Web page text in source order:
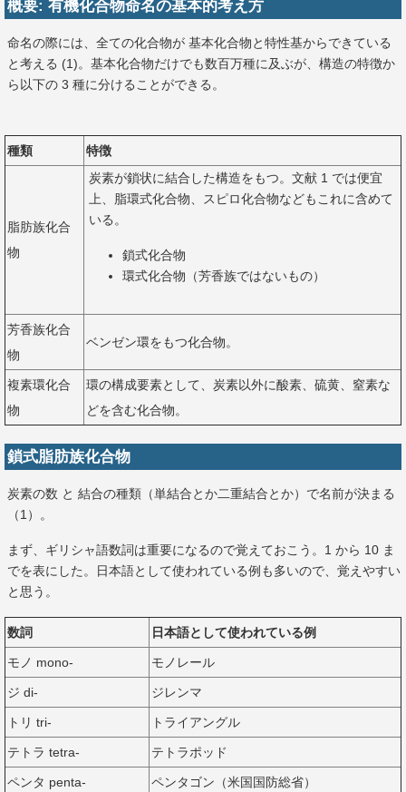
概要: 有機化合物命名の基本的考え方
命名の際には、全ての化合物が 基本化合物と特性基からできている
と考える (1)。基本化合物だけでも数百万種に及ぶが、構造の特徴か
ら以下の 3 種に分けることができる。
種類 特徴
脂肪族化合
物
炭素が鎖状に結合した構造をもつ。文献 1 では便宜
上、脂環式化合物、スピロ化合物などもこれに含めて
いる。
鎖式化合物
環式化合物（芳香族ではないもの）
芳香族化合
物
ベンゼン環をもつ化合物。
複素環化合
物
環の構成要素として、炭素以外に酸素、硫黄、窒素な
どを含む化合物。
鎖式脂肪族化合物
炭素の数 と 結合の種類（単結合とか二重結合とか）で名前が決まる
（1）。
まず、ギリシャ語数詞は重要になるので覚えておこう。1 から 10 ま
でを表にした。日本語として使われている例も多いので、覚えやすい
と思う。
数詞 日本語として使われている例
モノ mono- モノレール
ジ di- ジレンマ
トリ tri- トライアングル
テトラ tetra- テトラポッド
ペンタ penta- ペンタゴン（米国国防総省）